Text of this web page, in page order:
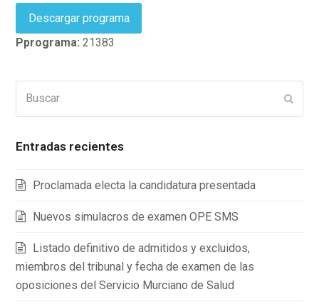
Descargar programa
Pprograma: 21383
Entradas recientes
Proclamada electa la candidatura presentada
Nuevos simulacros de examen OPE SMS
Listado definitivo de admitidos y excluidos,
miembros del tribunal y fecha de examen de las
oposiciones del Servicio Murciano de Salud